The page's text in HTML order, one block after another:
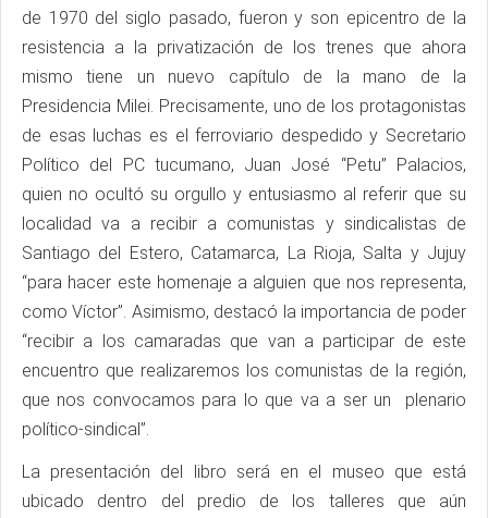
de 1970 del siglo pasado, fueron y son epicentro de la
resistencia a la privatización de los trenes que ahora
mismo tiene un nuevo capítulo de la mano de la
Presidencia Milei. Precisamente, uno de los protagonistas
de esas luchas es el ferroviario despedido y Secretario
Político del PC tucumano, Juan José “Petu” Palacios,
quien no ocultó su orgullo y entusiasmo al referir que su
localidad va a recibir a comunistas y sindicalistas de
Santiago del Estero, Catamarca, La Rioja, Salta y Jujuy
“para hacer este homenaje a alguien que nos representa,
como Víctor”. Asimismo, destacó la importancia de poder
“recibir a los camaradas que van a participar de este
encuentro que realizaremos los comunistas de la región,
que nos convocamos para lo que va a ser un plenario
político-sindical”.
La presentación del libro será en el museo que está
ubicado dentro del predio de los talleres que aún